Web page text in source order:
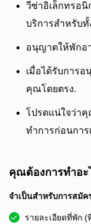
วีซ่าอิเล็กทรอนิ
บริการสำหรับทั้
อนุญาตให้พักอ
เมื่อได้รับการอ
คุณโดยตรง.
โปรดแน่ใจว่า
ทำการก่อนกา
คุณต้องการทำอะ
จำเป็นสำหรับการสมัค
รายละเอียดที่พัก (